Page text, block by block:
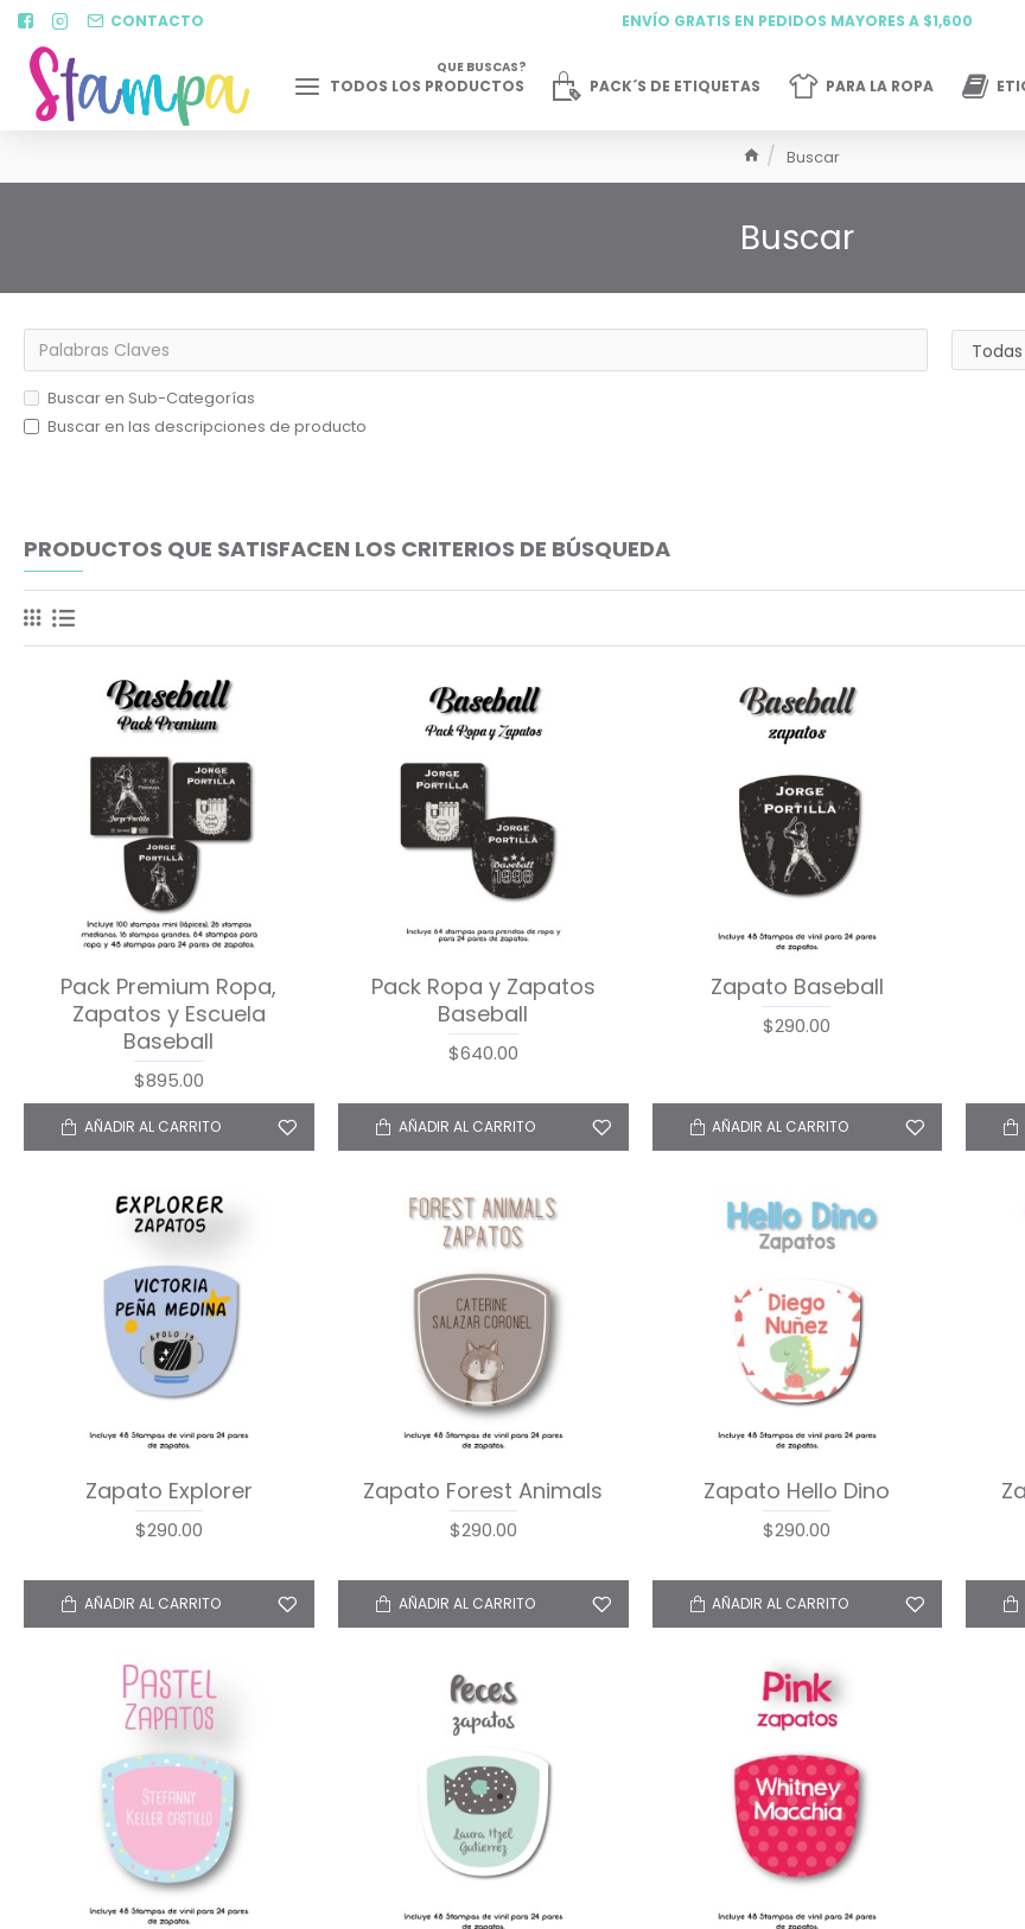
CONTACTO ENVÍO GRATIS EN PEDIDOS MAYORES A $1,600
TODOS LOS PRODUCTOS
QUE BUSCAS?
PACK´S DE ETIQUETAS PARA LA ROPA
Buscar
Buscar
Buscar en Sub-Categorías
Buscar en las descripciones de producto
PRODUCTOS QUE SATISFACEN LOS CRITERIOS DE BÚSQUEDA
Pack Premium Ropa,
Zapatos y Escuela
Baseball
$895.00
AÑADIR AL CARRITO
Pack Ropa y Zapatos
Baseball
$640.00
AÑADIR AL CARRITO
Zapato Baseball
$290.00
AÑADIR AL CARRITO
Zapato Explorer
$290.00
AÑADIR AL CARRITO
Zapato Forest Animals
$290.00
AÑADIR AL CARRITO
Zapato Hello Dino
$290.00
AÑADIR AL CARRITO